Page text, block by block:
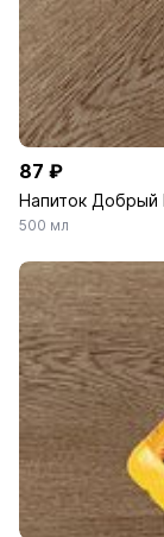
87 ₽
Напиток Добрый
500 мл